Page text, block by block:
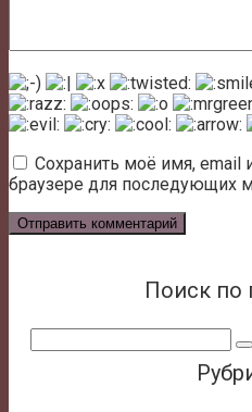
Сохранить моё имя, email
браузере для последующих
Поиск по